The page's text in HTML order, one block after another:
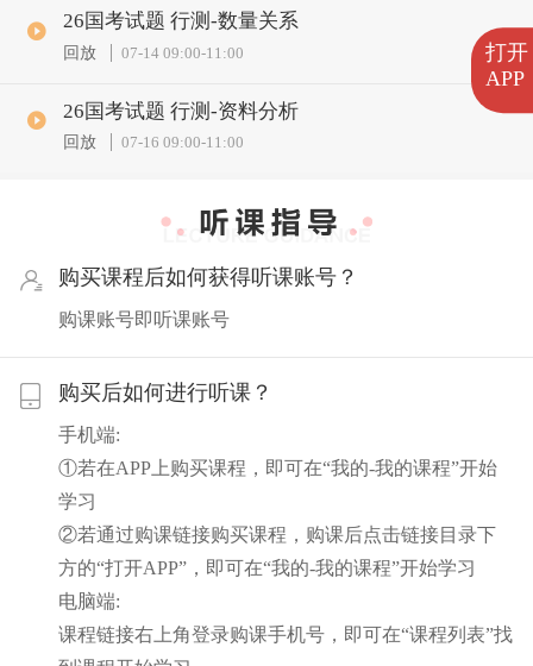
打开
APP
26国考试题 行测-数量关系
回放 07-14 09:00-11:00
26国考试题 行测-资料分析
回放 07-16 09:00-11:00
购买课程后如何获得听课账号？
购课账号即听课账号
购买后如何进行听课？
手机端:
①若在APP上购买课程，即可在“我的-我的课程”开始
学习
②若通过购课链接购买课程，购课后点击链接目录下
方的“打开APP”，即可在“我的-我的课程”开始学习
电脑端:
课程链接右上角登录购课手机号，即可在“课程列表”找